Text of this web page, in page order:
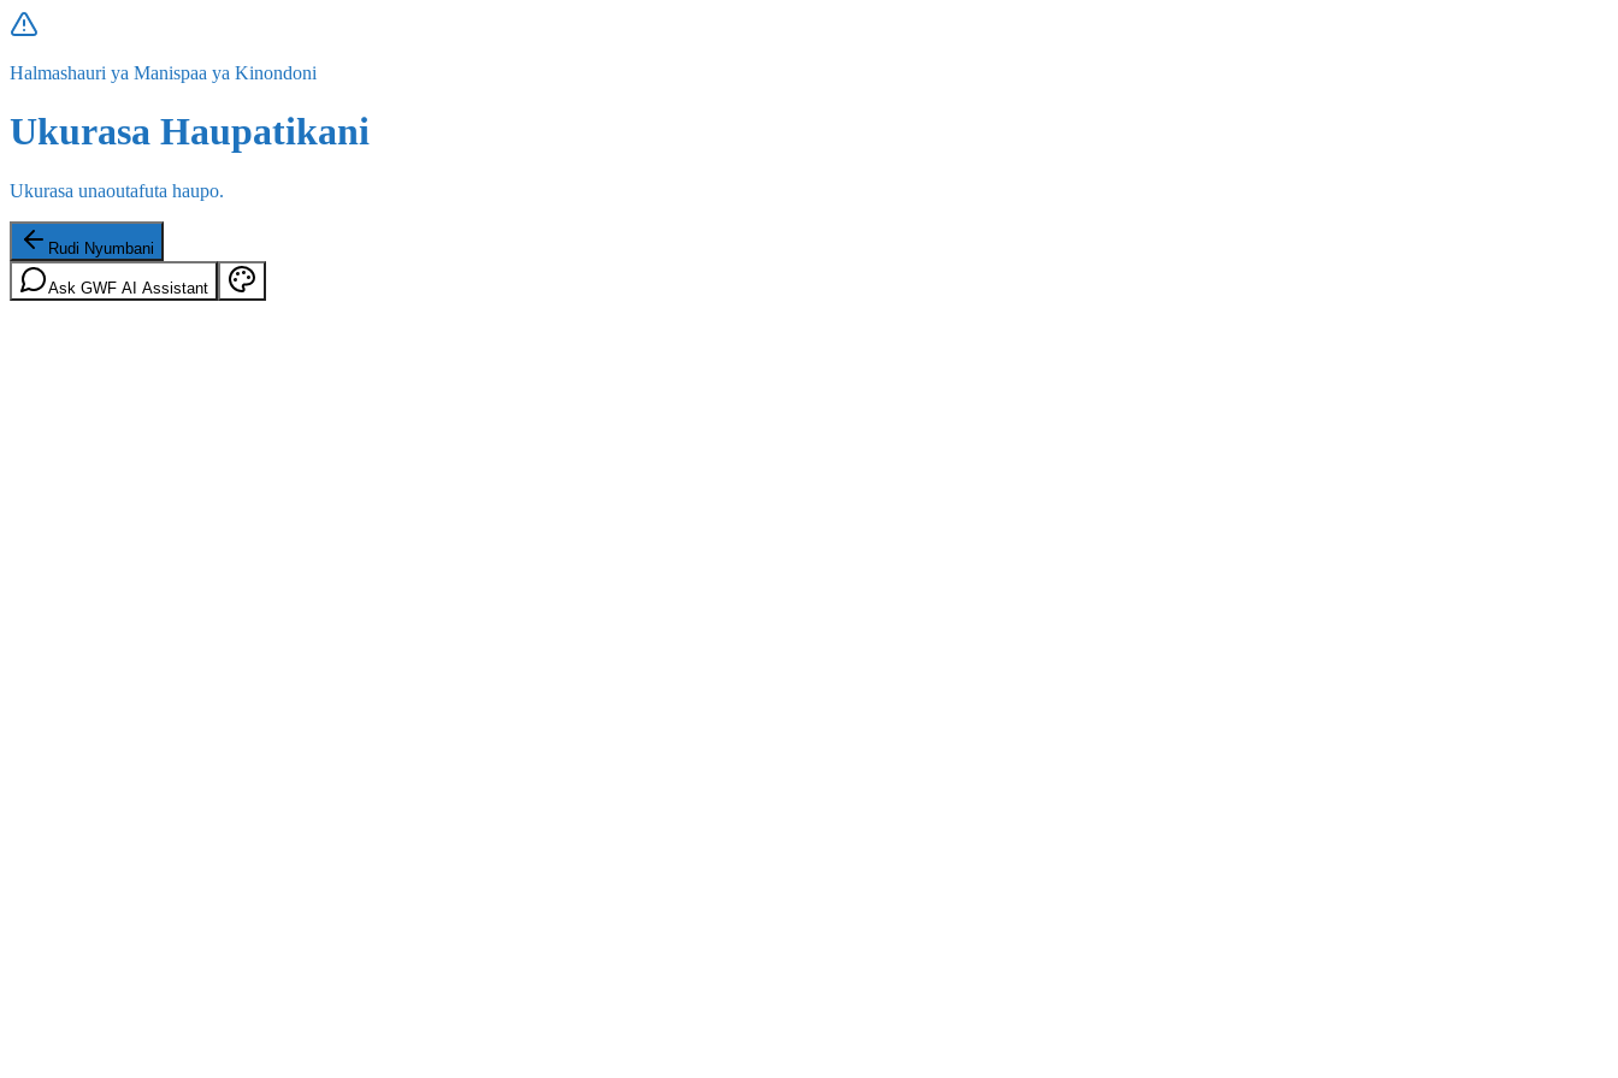
Halmashauri ya Manispaa ya Kinondoni
Ukurasa Haupatikani
Ukurasa unaoutafuta haupo.
Rudi Nyumbani
Ask GWF AI Assistant